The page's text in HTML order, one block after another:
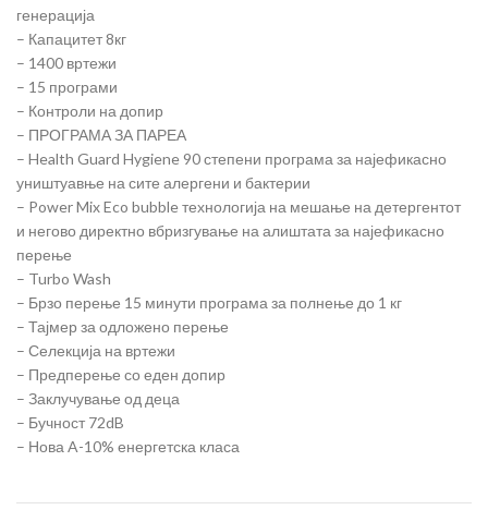
генерација
– Капацитет 8кг
– 1400 вртежи
– 15 програми
– Контроли на допир
– ПРОГРАМА ЗА ПАРЕА
– Health Guard Hygiene 90 степени програма за најефикасно
уништуавње на сите алергени и бактерии
– Power Mix Eco bubble технологија на мешање на детергентот
и негово директно вбризгување на алиштата за најефикасно
перење
– Turbo Wash
– Брзо перење 15 минути програма за полнење до 1 кг
– Тајмер за одложено перење
– Селекција на вртежи
– Предперење со еден допир
– Заклучување од деца
– Бучност 72dB
– Нова A-10% енергетска класа